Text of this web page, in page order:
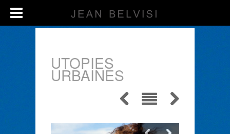
UTOPIES
URBAINES